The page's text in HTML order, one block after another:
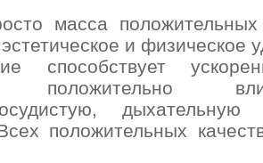
масса
и физическое
способствует
положительно
положительных